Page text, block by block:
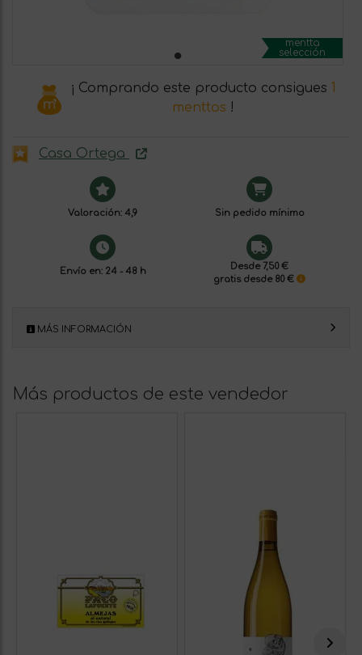
mentta
selección
¡ Comprando este producto consigues 1
menttos !
Casa Ortega
Valoración: 4,9 Sin pedido mínimo
Envío en: 24 - 48 h
Desde 7,50 €
gratis desde 80 €
MÁS INFORMACIÓN
Más productos de este vendedor